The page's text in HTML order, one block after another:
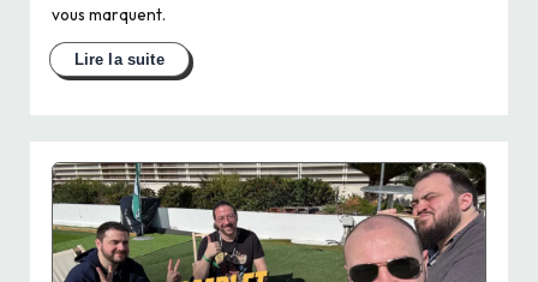
vous marquent.